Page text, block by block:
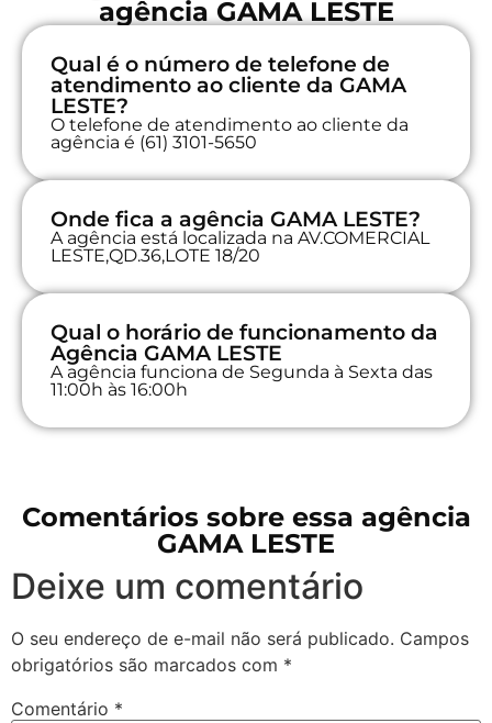
agência GAMA LESTE
Qual é o número de telefone de
atendimento ao cliente da GAMA
LESTE?
O telefone de atendimento ao cliente da
agência é (61) 3101-5650
Onde fica a agência GAMA LESTE?
A agência está localizada na AV.COMERCIAL
LESTE,QD.36,LOTE 18/20
Qual o horário de funcionamento da
Agência GAMA LESTE
A agência funciona de Segunda à Sexta das
11:00h às 16:00h
Comentários sobre essa agência
GAMA LESTE
Deixe um comentário
O seu endereço de e-mail não será publicado. Campos
obrigatórios são marcados com *
Comentário *